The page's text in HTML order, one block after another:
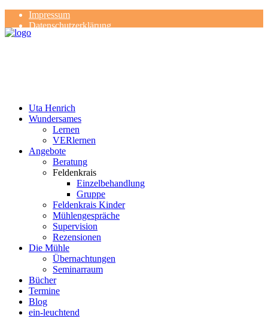
Impressum
Datenschutzerklärung
Kontakt
Uta Henrich
Wundersames
Lernen
VERlernen
Angebote
Beratung
Feldenkrais
Einzelbehandlung
Gruppe
Feldenkrais Kinder
Mühlengespräche
Supervision
Rezensionen
Die Mühle
Übernachtungen
Seminarraum
Bücher
Termine
Blog
ein-leuchtend